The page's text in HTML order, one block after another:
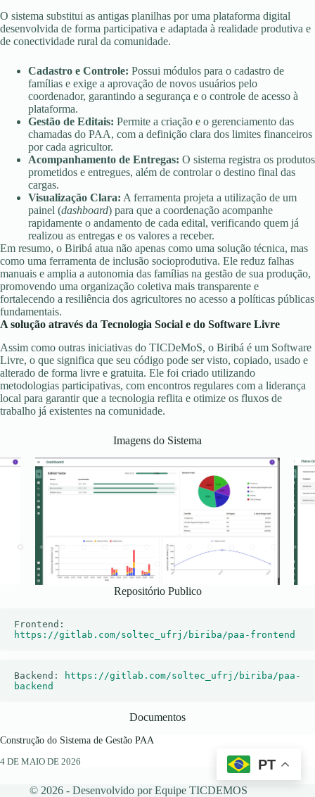
O sistema substitui as antigas planilhas por uma plataforma digital
desenvolvida de forma participativa e adaptada à realidade produtiva e
de conectividade rural da comunidade.
Cadastro e Controle: Possui módulos para o cadastro de
famílias e exige a aprovação de novos usuários pelo
coordenador, garantindo a segurança e o controle de acesso à
plataforma.
Gestão de Editais: Permite a criação e o gerenciamento das
chamadas do PAA, com a definição clara dos limites financeiros
por cada agricultor.
Acompanhamento de Entregas: O sistema registra os produtos
prometidos e entregues, além de controlar o destino final das
cargas.
Visualização Clara: A ferramenta projeta a utilização de um
painel (dashboard) para que a coordenação acompanhe
rapidamente o andamento de cada edital, verificando quem já
realizou as entregas e os valores a receber.
Em resumo, o Biribá atua não apenas como uma solução técnica, mas
como uma ferramenta de inclusão socioprodutiva. Ele reduz falhas
manuais e amplia a autonomia das famílias na gestão de sua produção,
promovendo uma organização coletiva mais transparente e
fortalecendo a resiliência dos agricultores no acesso a políticas públicas
fundamentais.
A solução através da Tecnologia Social e do Software Livre
Assim como outras iniciativas do TICDeMoS, o Biribá é um Software
Livre, o que significa que seu código pode ser visto, copiado, usado e
alterado de forma livre e gratuita. Ele foi criado utilizando
metodologias participativas, com encontros regulares com a liderança
local para garantir que a tecnologia reflita e otimize os fluxos de
trabalho já existentes na comunidade.
Imagens do Sistema
Repositório Publico
https://gitlab.com/soltec_ufrj/biriba/paa-frontend
Backend:
https://gitlab.com/soltec_ufrj/biriba/paa-
backend
Documentos
Construção do Sistema de Gestão PAA
4 DE MAIO DE 2026
© 2026 - Desenvolvido porEquipe TICDEMOS
PT